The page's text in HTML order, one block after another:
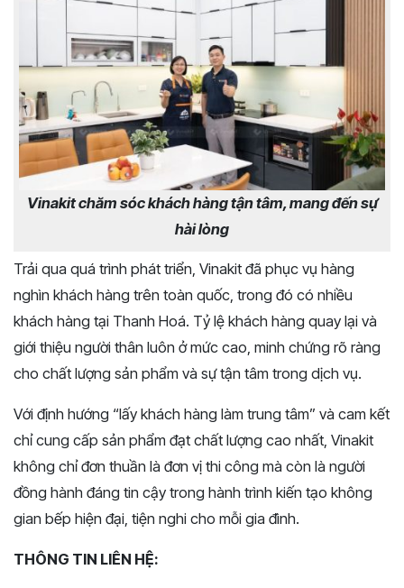
Vinakit chăm sóc khách hàng tận tâm, mang đến sự
hài lòng
Trải qua quá trình phát triển, Vinakit đã phục vụ hàng
nghìn khách hàng trên toàn quốc, trong đó có nhiều
khách hàng tại Thanh Hoá. Tỷ lệ khách hàng quay lại và
giới thiệu người thân luôn ở mức cao, minh chứng rõ ràng
cho chất lượng sản phẩm và sự tận tâm trong dịch vụ.
Với định hướng “lấy khách hàng làm trung tâm” và cam kết
chỉ cung cấp sản phẩm đạt chất lượng cao nhất, Vinakit
không chỉ đơn thuần là đơn vị thi công mà còn là người
đồng hành đáng tin cậy trong hành trình kiến tạo không
gian bếp hiện đại, tiện nghi cho mỗi gia đình.
THÔNG TIN LIÊN HỆ: